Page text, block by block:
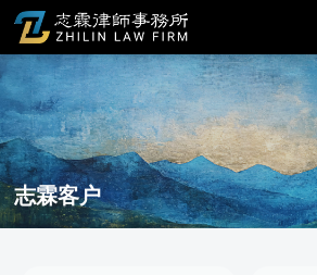
志霖客户